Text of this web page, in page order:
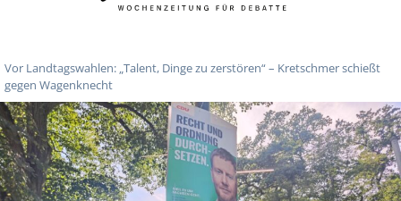
Vor Landtagswahlen: „Talent, Dinge zu zerstören“ – Kretschmer schießt
gegen Wagenknecht